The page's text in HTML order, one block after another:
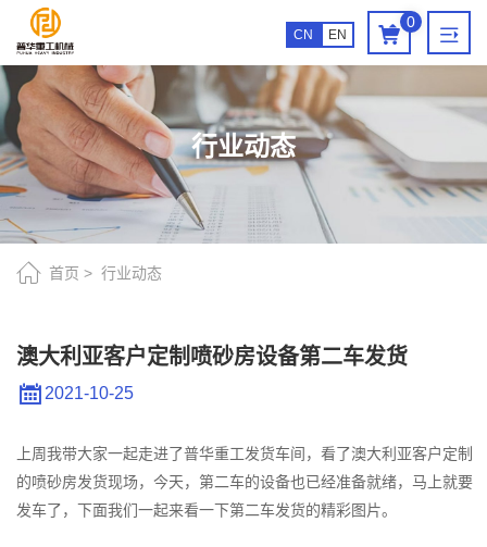
0
CN EN
澳
大
利
亚
客
户
定
制
砂
房
备
第
行业动态
首页 行业动态
澳大利亚客户定制喷砂房设备第二车发货
2021-10-25
上周我带大家一起走进了普华重工发货车间，看了澳大利亚客户定制
的喷砂房发货现场，今天，第二车的设备也已经准备就绪，马上就要
发车了，下面我们一起来看一下第二车发货的精彩图片。